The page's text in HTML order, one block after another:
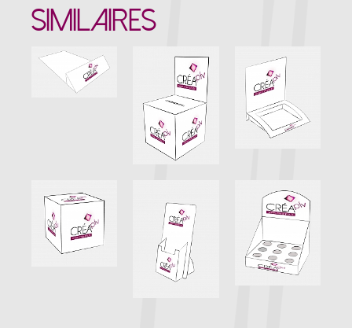
SIMILAIRES